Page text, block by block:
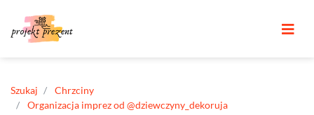
Szukaj
Chrzciny
Organizacja imprez od @dziewczyny_dekoruja